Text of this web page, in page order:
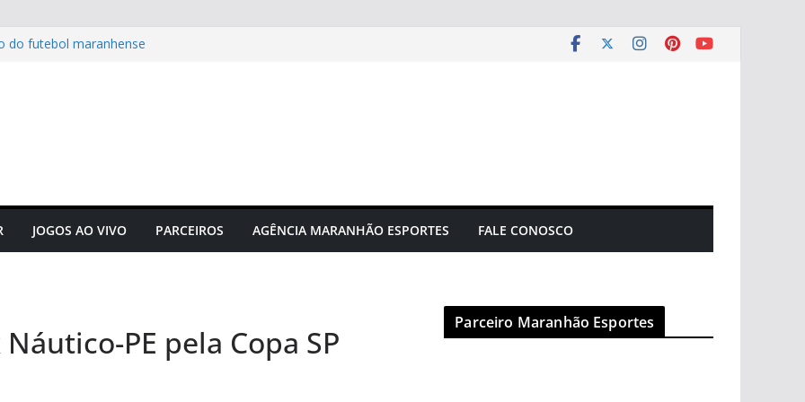
do futebol maranhense
grandes corridas de rua e
para evitar lesões
Neto é campeão
JOGOS AO VIVO PARCEIROS AGÊNCIA MARANHÃO ESPORTES FALE CONOSCO
PE pela Copa SP
Parceiro Maranhão Esportes